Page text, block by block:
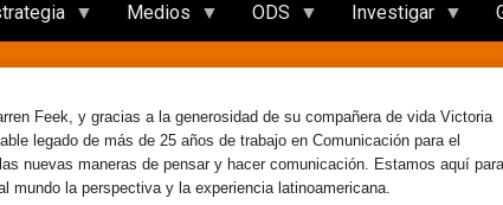
Medios ODS Investigar
Feek, y gracias a la generosidad de su compañera de vida Victoria
legado de más de 25 años de trabajo en Comunicación para el
nuevas maneras de pensar y hacer comunicación. Estamos aquí para
mundo la perspectiva y la experiencia latinoamericana.